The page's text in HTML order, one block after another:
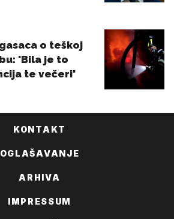
KONTAKT
OGLAŠAVANJE
ARHIVA
IMPRESSUM